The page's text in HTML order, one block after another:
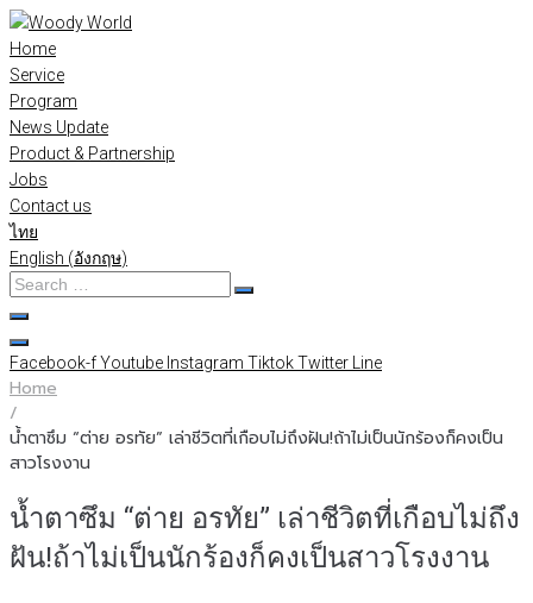
Skip
to
content
Home
Service
Program
News Update
Product & Partnership
Jobs
Contact us
ไทย
English (อังกฤษ)
Search
…
Facebook-fYoutube Instagram TiktokTwitter Line
Home
/
น้ำตาซึม “ต่าย อรทัย” เล่าชีวิตที่เกือบไม่ถึงฝัน!ถ้าไม่เป็นนักร้องก็คงเป็น
สาวโรงงาน
น้ำตาซึม “ต่าย อรทัย” เล่าชีวิตที่เกือบไม่ถึง
ฝัน!ถ้าไม่เป็นนักร้องก็คงเป็นสาวโรงงาน